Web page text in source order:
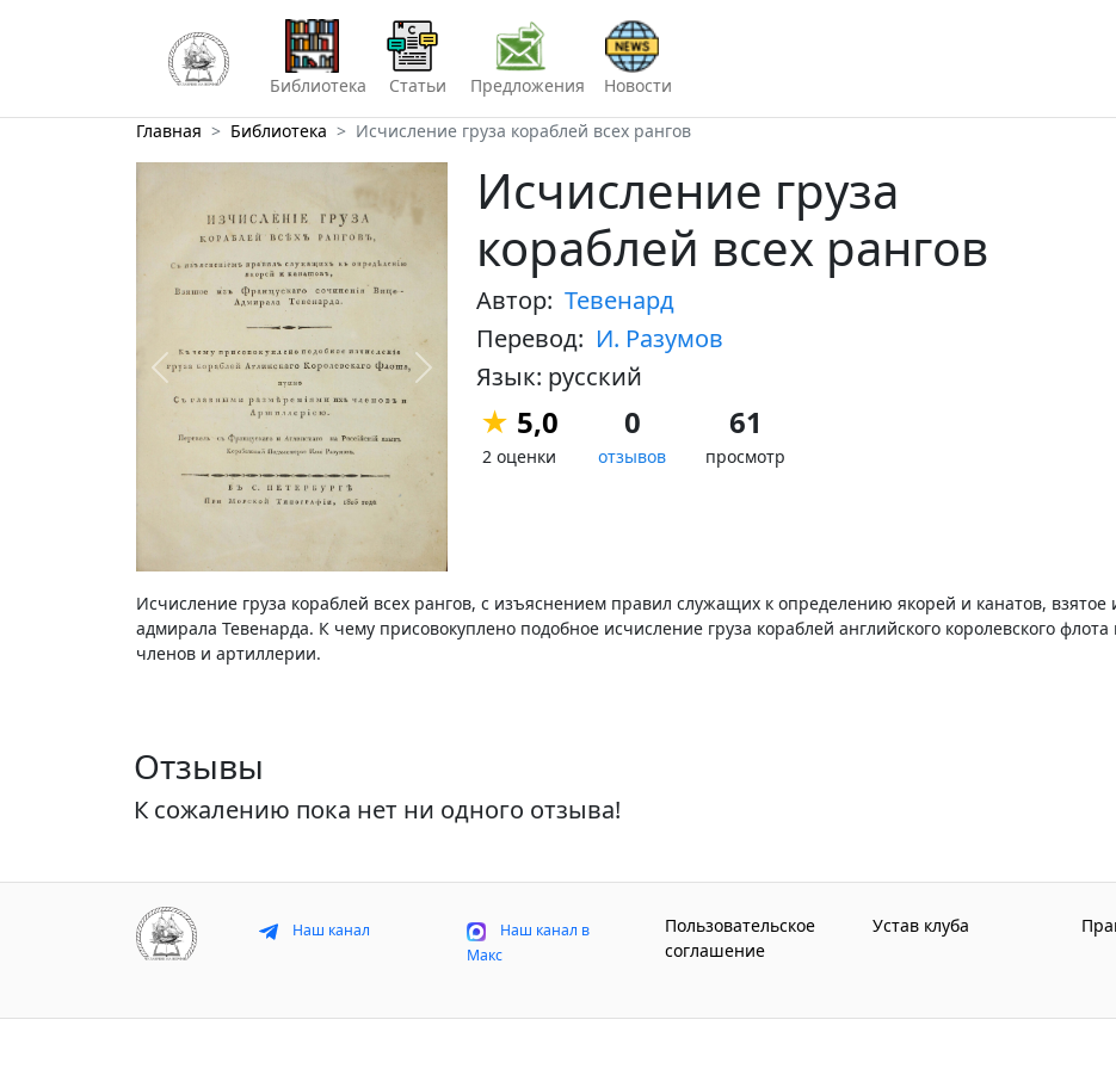
Библиотека Статьи Предложения Новости
Главная Библиотека Исчисление груза кораблей всех рангов
Предыдущий Следующий
Исчисление груза
кораблей всех рангов
Автор: Тевенард
Перевод: И. Разумов
Язык: русский
★ 5,0
2 оценки
0
отзывов
61
просмотр
Исчисление груза кораблей всех рангов, с изъяснением правил служащих к определению якорей и канатов, взятое
адмирала Тевенарда. К чему присовокуплено подобное исчисление груза кораблей английского королевского
членов и артиллерии.
Отзывы
К сожалению пока нет ни одного отзыва!
Наш канал
Наш канал в
Макс
Пользовательское
соглашение
Устав клуба